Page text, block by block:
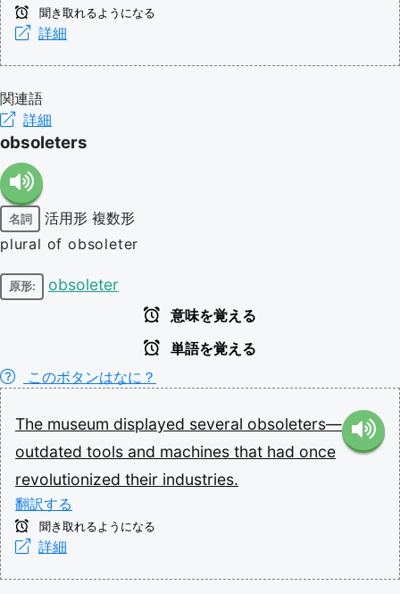
聞き取れるようになる
詳細
関連語
詳細
obsoleters
名詞 活用形 複数形
plural of obsoleter
原形: obsoleter
意味を覚える
単語を覚える
このボタンはなに？
The museum displayed several obsoleters—
outdated tools and machines that had once
revolutionized their industries.
翻訳する
聞き取れるようになる
詳細